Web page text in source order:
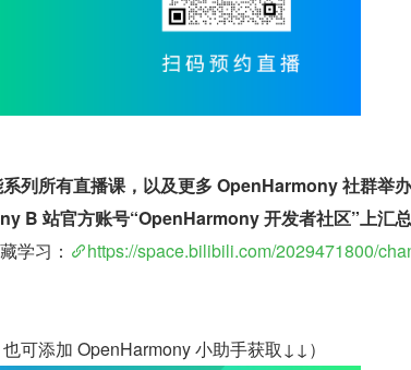
列所有直播课，以及更多 OpenHarmony 社群举
B 站官方账号“OpenHarmony 开发者社区”上汇
学习：
https://space.bilibili.com/2029471800/
也可添加 OpenHarmony 小助手获取↓↓）